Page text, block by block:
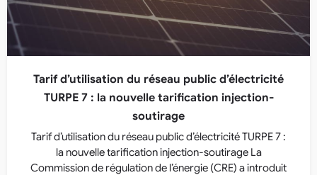
Tarif d’utilisation du réseau public d’électricité
TURPE 7 : la nouvelle tarification injection-
soutirage
Tarif d’utilisation du réseau public d’électricité TURPE 7 :
la nouvelle tarification injection-soutirage La
Commission de régulation de l’énergie (CRE) a introduit